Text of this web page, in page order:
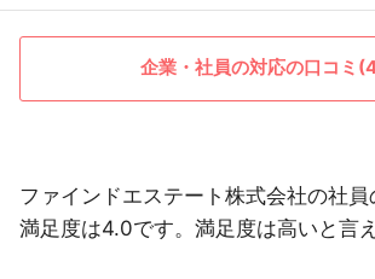
企業・社員の対応の口コミ
ファインドエステート株式会社の社員
満足度は4.0です。満足度は高いと言え